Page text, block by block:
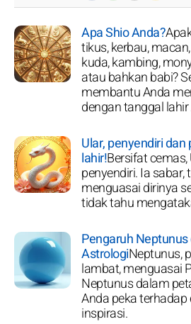
Apa Shio Anda?
tikus, kerbau,
kuda, kambing,
atau bahkan babi?
membantu Anda
dengan tanggal
Ular, penyendiri dan
lahir!Bersifat cemas,
penyendiri. Ia sabar,
menguasai dirinya
tidak tahu
Pengaruh
AstrologiNeptunus,
lambat, menguasai
Neptunus dalam
Anda peka terhadap
inspirasi.